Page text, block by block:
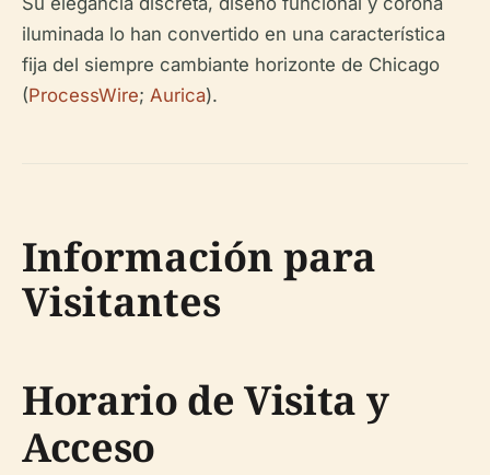
iluminada lo han convertido en una característica
fija del siempre cambiante horizonte de Chicago
(ProcessWire; Aurica).
Información para
Visitantes
Horario de Visita y
Acceso